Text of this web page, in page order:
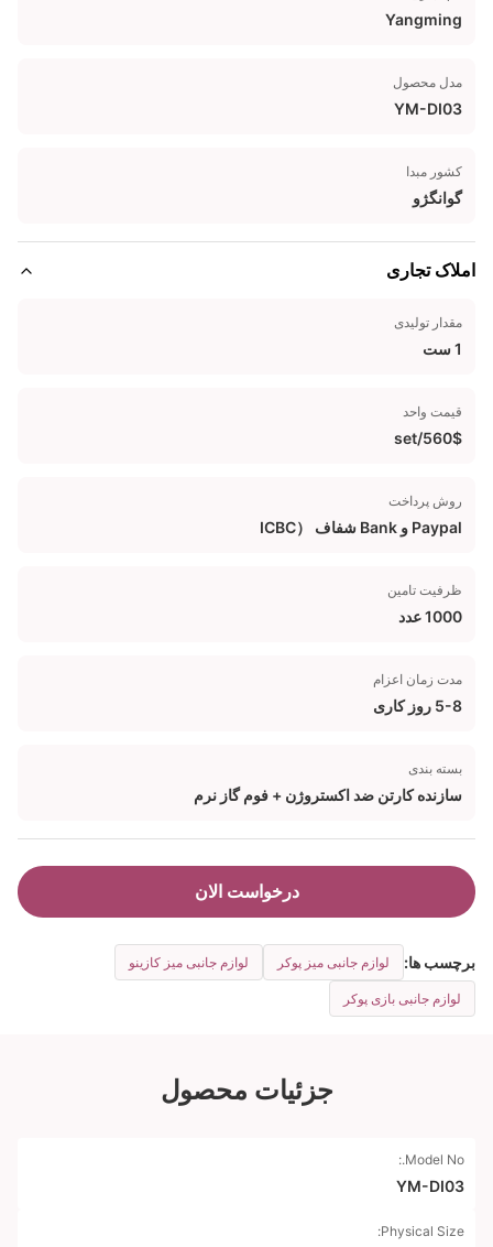
Yangming
مدل محصول
YM-DI03
کشور مبدا
گوانگژو
املاک تجاری
مقدار تولیدی
1 ست
قیمت واحد
560$/set
روش پرداخت
Paypal و Bank شفاف （ICBC
ظرفیت تامین
1000 عدد
مدت زمان اعزام
5-8 روز کاری
بسته بندی
سازنده کارتن ضد اکستروژن + فوم گاز نرم
درخواست الان
برچسب ها: لوازم جانبی میز پوکر لوازم جانبی میز کازینو
لوازم جانبی بازی پوکر
جزئیات محصول
Model No.:
YM-DI03
Physical Size: